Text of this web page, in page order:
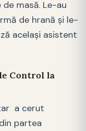
masă. Le-au
de hrană și le-
același asistent
Control la
a cerut
partea